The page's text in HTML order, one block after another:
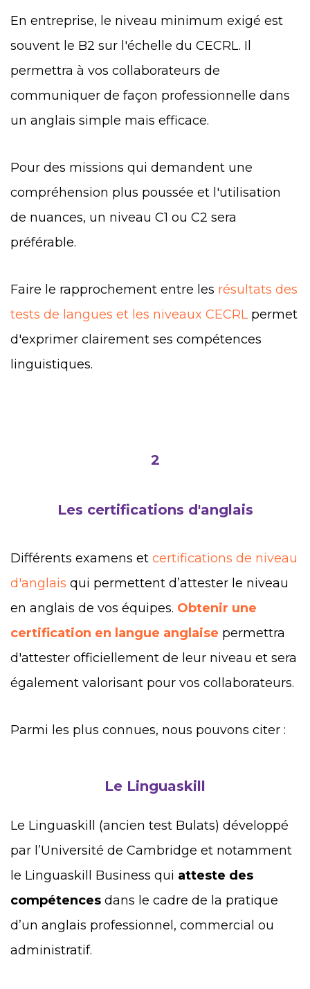
En entreprise, le niveau minimum exigé est
souvent le B2 sur l'échelle du CECRL. Il
permettra à vos collaborateurs de
communiquer de façon professionnelle dans
un anglais simple mais efficace.
Pour des missions qui demandent une
compréhension plus poussée et l'utilisation
de nuances, un niveau C1 ou C2 sera
préférable.
Faire le rapprochement entre les résultats des
tests de langues et les niveaux CECRL permet
d'exprimer clairement ses compétences
linguistiques.
2
Les certifications d'anglais
Différents examens et certifications de niveau
d'anglais qui permettent d’attester le niveau
en anglais de vos équipes. Obtenir une
certification en langue anglaise permettra
d'attester officiellement de leur niveau et sera
également valorisant pour vos collaborateurs.
Parmi les plus connues, nous pouvons citer :
Le Linguaskill
Le Linguaskill (ancien test Bulats) développé
par l’Université de Cambridge et notamment
le Linguaskill Business qui atteste des
compétences dans le cadre de la pratique
d’un anglais professionnel, commercial ou
administratif.